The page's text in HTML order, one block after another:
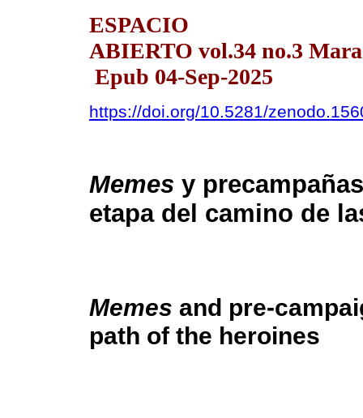
ESPACIO
ABIERTO vol.34 no.3
Epub 04-Sep-2025
https://doi.org/10.5281/
Memes y
etapa del camino de
Memes and pre-
path of the heroines